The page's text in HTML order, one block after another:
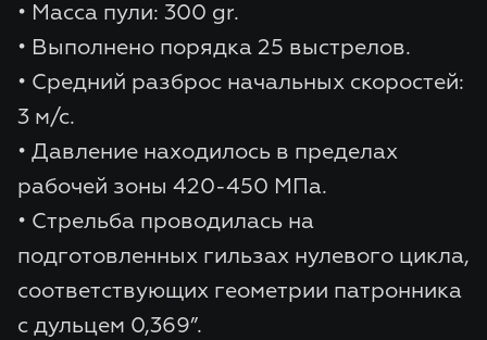
• Масса пули: 300 gr.
• Выполнено порядка 25 выстрелов.
• Средний разброс начальных скоростей:
3 м/с.
• Давление находилось в пределах
рабочей зоны 420-450 МПа.
• Стрельба проводилась на
подготовленных гильзах нулевого цикла,
соответствующих геометрии патронника
с дульцем 0,369”.